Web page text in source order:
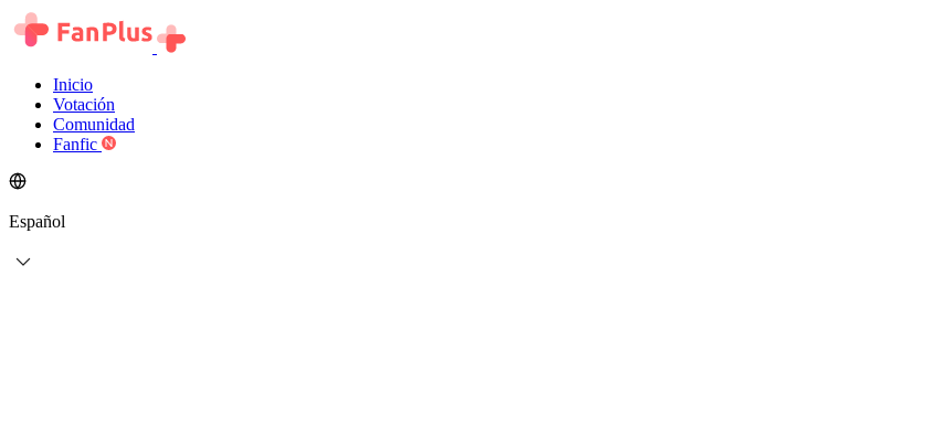
Inicio
Votación
Comunidad
Fanfic
Español